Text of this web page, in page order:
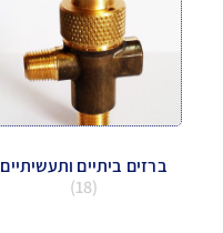
ברזים ביתיים ותעשיתיים
(18)